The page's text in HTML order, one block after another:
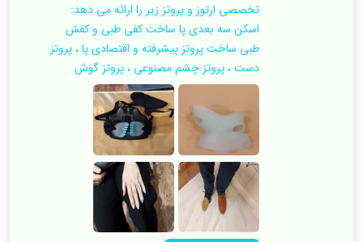
تخصصی ارتوز و پروتز زیر را ارائه می دهد:
اسکن سه بعدی پا ساخت کفی طبی و کفش
طبی ساخت پروتز پیشرفته و اقتصادی پا ، پروتز
دست ، پروتز چشم مصنوعی ، پروتز گوش